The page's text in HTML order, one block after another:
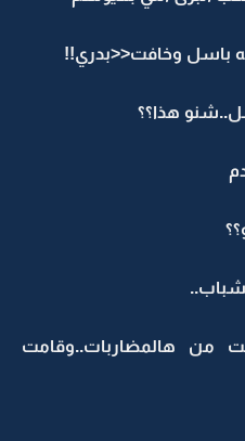
باسل وخافت<<بدري!!
هذا؟؟
من هالمضاربات..وقامت